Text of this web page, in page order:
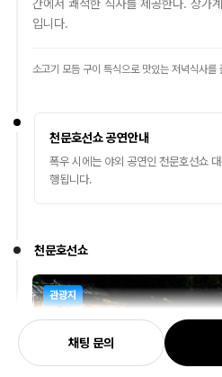
간에서 쾌적한 식사를 제공한다. 장가
입니다.
소고기 모듬 구이 특식으로 맛있는 저녁식사를
천문호선쇼 공연안내
폭우 시에는 야외 공연인 천문호선쇼
행됩니다.
천문호선쇼
관광지
채팅 문의